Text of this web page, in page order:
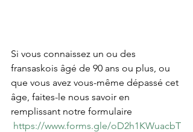
Si vous connaissez un ou des
fransaskois âgé de 90 ans ou plus, ou
que vous avez vous-même dépassé cet
âge, faites-le nous savoir en
remplissant notre formulaire
https://www.forms.gle/oD2h1KWuacbT